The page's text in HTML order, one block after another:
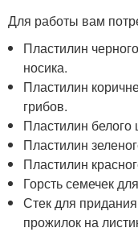
Для работы вам
Пластилин
носика.
Пластилин
грибов.
Пластилин белого
Пластилин
Пластилин
Горсть семечек
Стек для
прожилок на